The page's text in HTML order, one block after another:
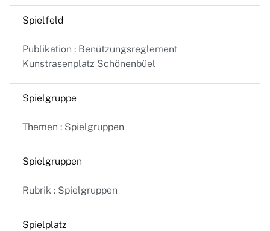
Spielfeld
Publikation : Benützungsreglement
Kunstrasenplatz Schönenbüel
Spielgruppe
Themen : Spielgruppen
Spielgruppen
Rubrik : Spielgruppen
Spielplatz